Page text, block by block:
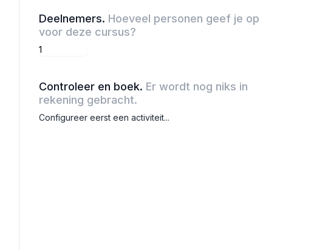
Deelnemers. Hoeveel personen geef je op
voor deze cursus?
Controleer en boek. Er wordt nog niks in
rekening gebracht.
Configureer eerst een activiteit...